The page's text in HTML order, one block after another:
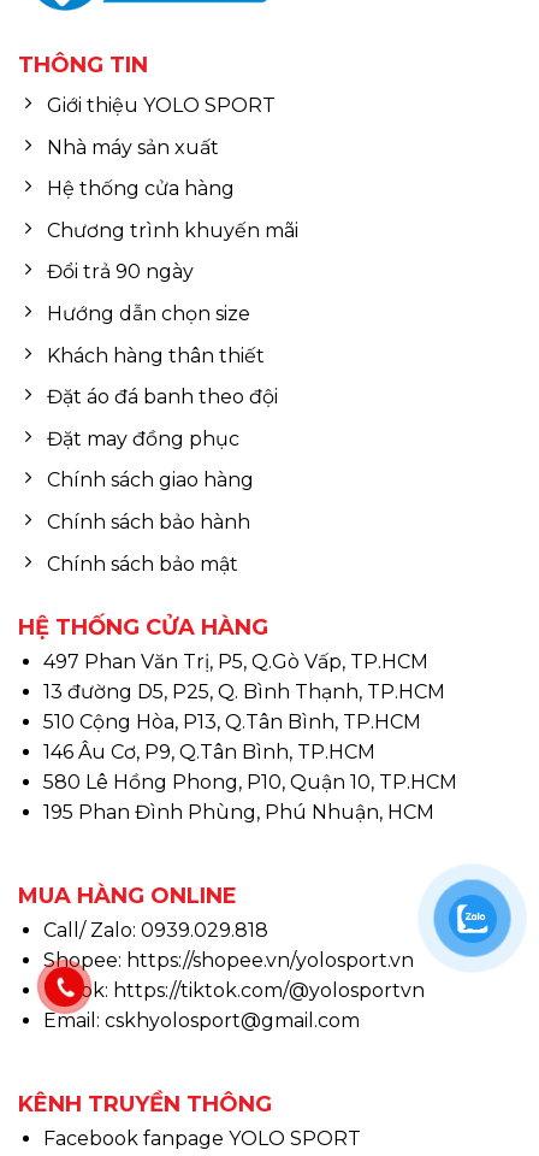
THÔNG TIN
Giới thiệu YOLO SPORT
Nhà máy sản xuất
Hệ thống cửa hàng
Chương trình khuyến mãi
Đổi trả 90 ngày
Hướng dẫn chọn size
Khách hàng thân thiết
Đặt áo đá banh theo đội
Đặt may đồng phục
Chính sách giao hàng
Chính sách bảo hành
Chính sách bảo mật
HỆ THỐNG CỬA HÀNG
497 Phan Văn Trị, P5, Q.Gò Vấp, TP.HCM
13 đường D5, P25, Q. Bình Thạnh, TP.HCM
510 Cộng Hòa, P13, Q.Tân Bình, TP.HCM
146 Âu Cơ, P9, Q.Tân Bình, TP.HCM
580 Lê Hồng Phong, P10, Quận 10, TP.HCM
195 Phan Đình Phùng, Phú Nhuận, HCM
MUA HÀNG ONLINE
Call/ Zalo: 0939.029.818
Shopee: https://shopee.vn/yolosport.vn
Tiktok: https://tiktok.com/@yolosportvn
Email: cskhyolosport@gmail.com
KÊNH TRUYỀN THÔNG
Facebook fanpage YOLO SPORT